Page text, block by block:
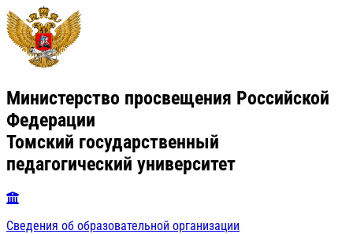
Министерство просвещения Российской
Федерации
Томский государственный
педагогический университет
Сведения об образовательной организации